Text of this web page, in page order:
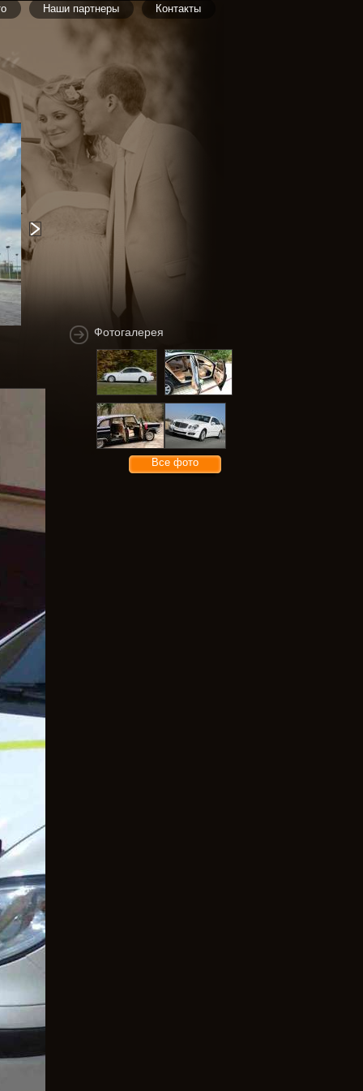
Наши партнеры Контакты
Фотогалерея
Все фото